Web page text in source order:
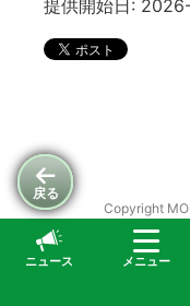
ニュース メニュー
戻る
提供開始日:
Copyright